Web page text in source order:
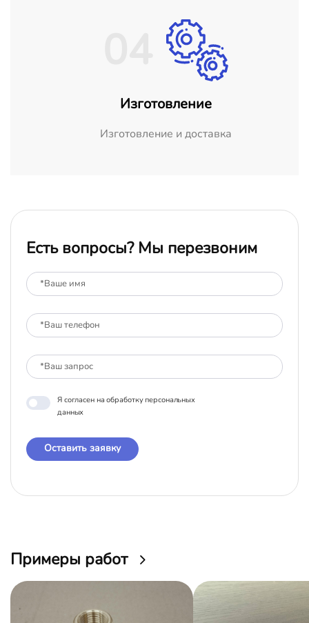
Изготовление
Изготовление и доставка
Есть вопросы? Мы перезвоним
Я согласен на обработку персональных
данных
Оставить заявку
Примеры работ